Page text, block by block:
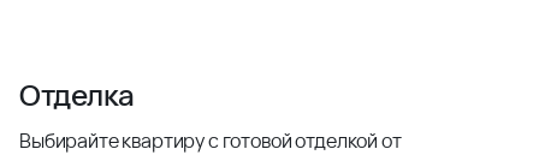
Отделка
Выбирайте квартиру с готовой отделкой от